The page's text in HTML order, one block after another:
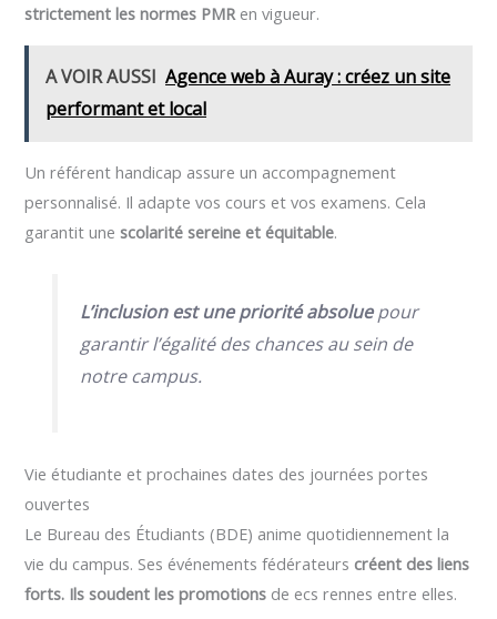
strictement les normes PMR en vigueur.
A VOIR AUSSI Agence web à Auray : créez un site
performant et local
Un référent handicap assure un accompagnement
personnalisé. Il adapte vos cours et vos examens. Cela
garantit unescolarité sereine et équitable.
L’inclusion est une priorité absoluepour
garantir l’égalité des chances au sein de
notre campus.
Vie étudiante et prochaines dates des journées portes
ouvertes
Le Bureau des Étudiants (BDE) anime quotidiennement la
vie du campus. Ses événements fédérateurs créent des liens
forts. Ils soudent les promotions de ecs rennes entre elles.